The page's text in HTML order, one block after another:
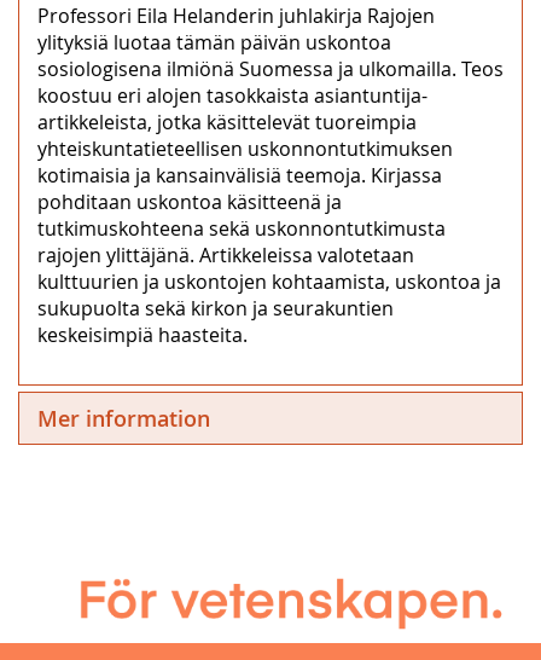
Professori Eila Helanderin juhlakirja Rajojen
ylityksiä luotaa tämän päivän uskontoa
sosiologisena ilmiönä Suomessa ja ulkomailla. Teos
koostuu eri alojen tasokkaista asiantuntija-
artikkeleista, jotka käsittelevät tuoreimpia
yhteiskuntatieteellisen uskonnontutkimuksen
kotimaisia ja kansainvälisiä teemoja. Kirjassa
pohditaan uskontoa käsitteenä ja
tutkimuskohteena sekä uskonnontutkimusta
rajojen ylittäjänä. Artikkeleissa valotetaan
kulttuurien ja uskontojen kohtaamista, uskontoa ja
sukupuolta sekä kirkon ja seurakuntien
keskeisimpiä haasteita.
Mer information